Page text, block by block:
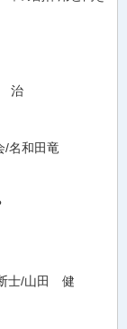
治
/名和田竜
士/山田 健